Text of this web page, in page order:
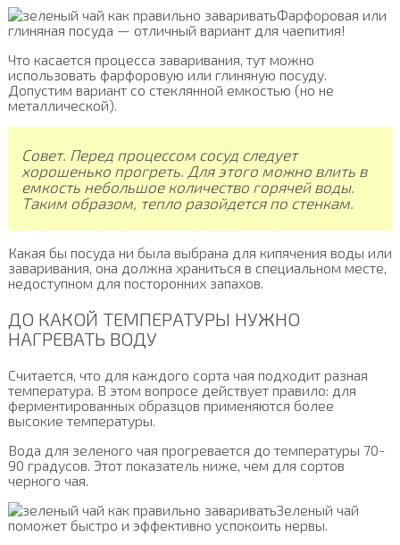
Фарфоровая или
глиняная посуда — отличный вариант для чаепития!
Что касается процесса заваривания, тут можно
использовать фарфоровую или глиняную посуду.
Допустим вариант со стеклянной емкостью (но не
металлической).
Совет. Перед процессом сосуд следует
хорошенько прогреть. Для этого можно влить в
емкость небольшое количество горячей воды.
Таким образом, тепло разойдется по стенкам.
Какая бы посуда ни была выбрана для кипячения воды или
заваривания, она должна храниться в специальном месте,
недоступном для посторонних запахов.
ДО КАКОЙ ТЕМПЕРАТУРЫ НУЖНО
НАГРЕВАТЬ ВОДУ
Считается, что для каждого сорта чая подходит разная
температура. В этом вопросе действует правило: для
ферментированных образцов применяются более
высокие температуры.
Вода для зеленого чая прогревается до температуры 70-
90 градусов. Этот показатель ниже, чем для сортов
черного чая.
Зеленый чай
поможет быстро и эффективно успокоить нервы.